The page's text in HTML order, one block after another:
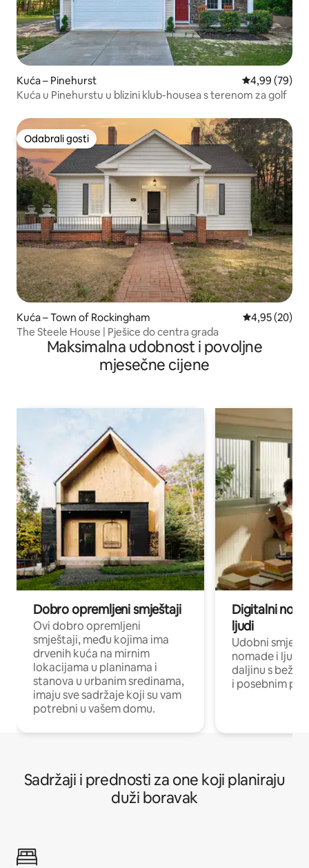
Kuća – Pinehurst Prosječna
4,99 (79)
Kuća u Pinehurstu u blizini klub-housea s terenom za golf
Odabrali gosti
Odabrali gosti
Kuća – Town of Rockingham Prosječna
4,95 (20)
The Steele House | Pješice do centra grada
Maksimalna udobnost i povoljne
mjesečne cijene
Dobro opremljeni smještaji
Ovi dobro opremljeni
smještaji, među kojima ima
drvenih kuća na mirnim
lokacijama u planinama i
stanova u urbanim sredinama,
imaju sve sadržaje koji su vam
potrebni u vašem domu.
Digitalni
ljudi
Udobni
nomade i ljude
daljinu s
i posebnim
Sadržaji i prednosti za one koji planiraju
duži boravak